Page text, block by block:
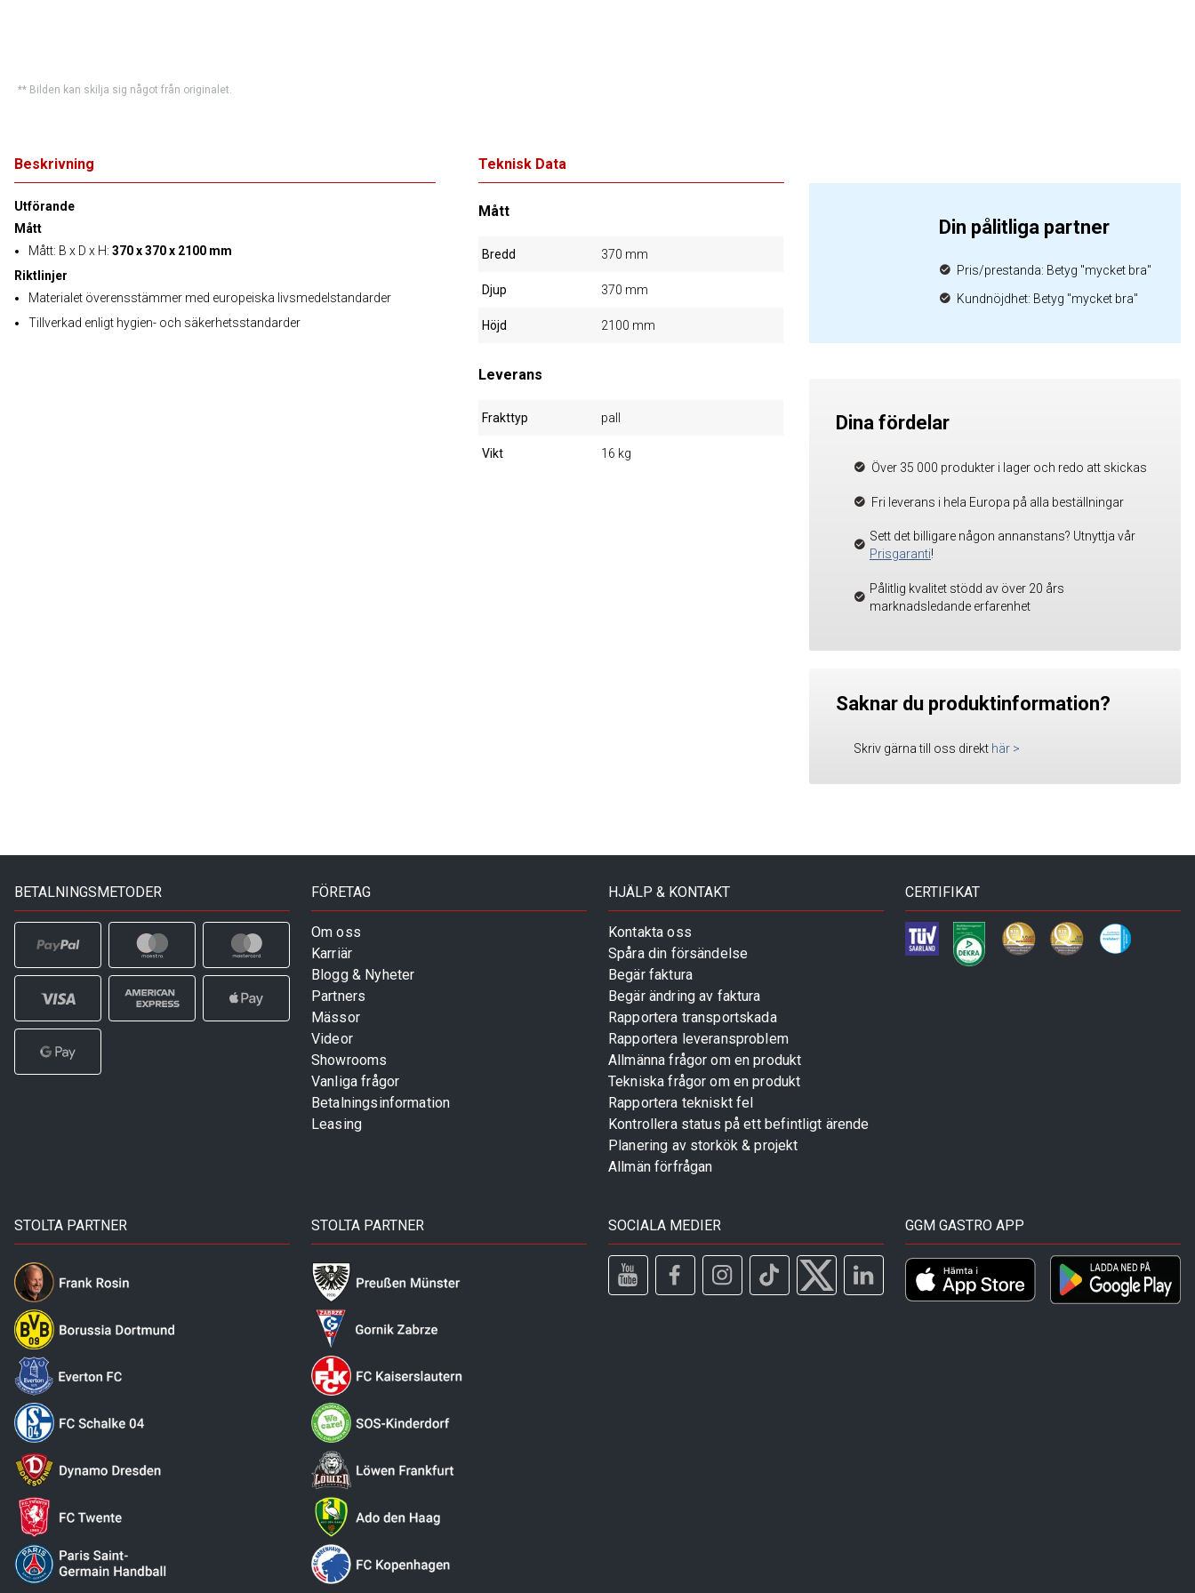
** Bilden kan skilja sig något från originalet.
Beskrivning
Utförande
Mått
Mått: B x D x H: 370 x 370 x 2100 mm
Riktlinjer
Materialet överensstämmer med europeiska livsmedelstandarder
Tillverkad enligt hygien- och säkerhetsstandarder
Teknisk Data
Mått
Bredd 370 mm
Djup 370 mm
Höjd 2100 mm
Leverans
Frakttyp pall
Vikt 16 kg
Din pålitliga partner
Pris/prestanda: Betyg "mycket bra"
Kundnöjdhet: Betyg "mycket bra"
Dina fördelar
Över 35 000 produkter i lager och redo att skickas
Fri leverans i hela Europa på alla beställningar
Sett det billigare någon annanstans? Utnyttja vår
Prisgaranti!
Pålitlig kvalitet stödd av över 20 års
marknadsledande erfarenhet
Saknar du produktinformation?
Skriv gärna till oss direkt här >
BETALNINGSMETODER FÖRETAG
Om oss
Karriär
Blogg & Nyheter
Partners
Mässor
Videor
Showrooms
Vanliga frågor
Betalningsinformation
Leasing
HJÄLP & KONTAKT
Kontakta oss
Spåra din försändelse
Begär faktura
Begär ändring av faktura
Rapportera transportskada
Rapportera leveransproblem
Allmänna frågor om en produkt
Tekniska frågor om en produkt
Rapportera tekniskt fel
Kontrollera status på ett befintligt ärende
Planering av storkök & projekt
Allmän förfrågan
CERTIFIKAT
STOLTA PARTNER STOLTA PARTNER SOCIALA MEDIER GGM GASTRO APP